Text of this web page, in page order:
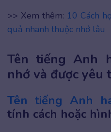
>> Xem thêm: 10 Cách
quả nhanh thuộc nhớ lâu
Tên tiếng Anh
nhớ và được yêu
Tên tiếng Anh
tính cách hoặc